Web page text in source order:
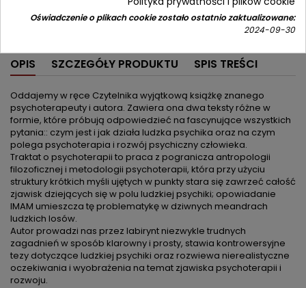
OPIS SZCZEGÓŁY PRODUKTU SPIS TREŚCI
Oddajemy w ręce Czytelnika wyjątkową książkę znanego
psychoterapeuty i autora. Zawiera ona dwa teksty różne w
formie, które próbują odpowiedzieć na fascynujące wszystkich
pytania:: czym jest i jak działa ludzka psychika oraz na czym
polega psychoterapia i rozwój psychiczny człowieka.
Traktat o psychoterapii to praca z pogranicza antropologii
filozoficznej i metodologii psychoterapii, która przy użyciu
struktury krótkich myśli ujętych w punkty stara się zawrzeć całość
zjawisk dziejących się w polu ludzkiej psychiki; opowiadanie
IMAM umieszcza tę problematykę w dziwnych meandrach
ludzkich losów.
Autor prowadzi nas przez labirynt niezwykle trudnych
zagadnień w sposób klarowny i prosty, stawia kontrowersyjne
tezy dotyczące ludzkiej psychiki oraz rozwiewa nierealistyczne
oczekiwania i wyobrażenia na temat zjawiska psychoterapii i
rozwoju.
Oświadczenie o plikach cookie zostało ostatnio zaktualizowane:
2024-09-30